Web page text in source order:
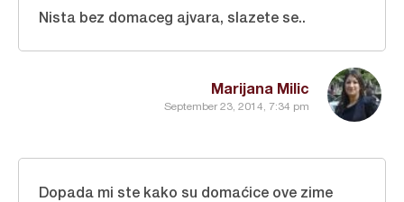
Marijana Milic
September 23, 2014, 7:34 pm
Nista bez domaceg ajvara, slazete se..
Dopada mi ste kako su domaćice ove zime